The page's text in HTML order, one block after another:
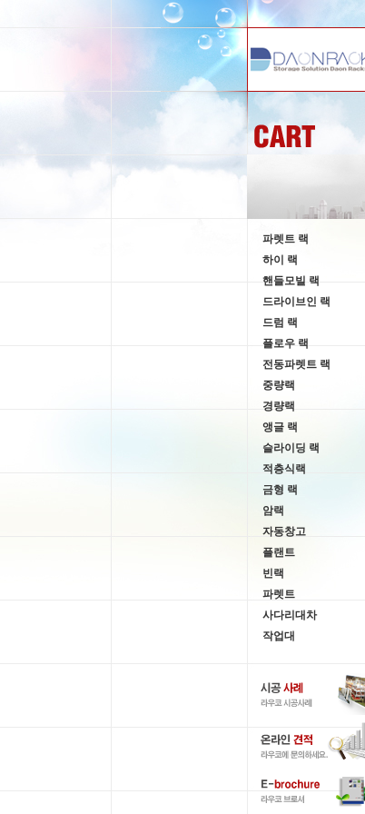
파렛트 랙
하이 랙
핸들모빌 랙
드라이브인 랙
드럼 랙
플로우 랙
전동파렛트 랙
중량랙
경량랙
앵글 랙
슬라이딩 랙
적층식랙
금형 랙
암랙
자동창고
플랜트
빈랙
파렛트
사다리대차
작업대